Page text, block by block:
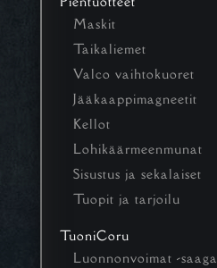
Maskit
Taikaliemet
Valco vaihtokuoret
Jääkaappimagneetit
Kellot
Lohikäärmeenmunat
Sisustus ja sekalaiset
Tuopit ja tarjoilu
TuoniCoru
Luonnonvoimat -saaga